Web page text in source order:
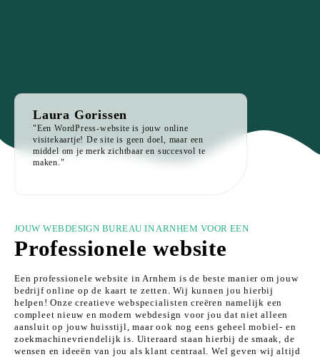
Laura Gorissen
"Een WordPress-website is jouw online
visitekaartje! De site is geen doel, maar een
middel om je merk zichtbaar en succesvol te
maken."
JOUW WEBDESIGN BUREAU IN ARNHEM VOOR EEN
Professionele website
Een professionele website in Arnhem is de beste manier om jouw
bedrijf online op de kaart te zetten. Wij kunnen jou hierbij
helpen! Onze creatieve webspecialisten creëren namelijk een
compleet nieuw en modern webdesign voor jou dat niet alleen
aansluit op jouw huisstijl, maar ook nog eens geheel mobiel- en
zoekmachinevriendelijk is. Uiteraard staan hierbij de smaak, de
wensen en ideeën van jou als klant centraal. Wel geven wij altijd